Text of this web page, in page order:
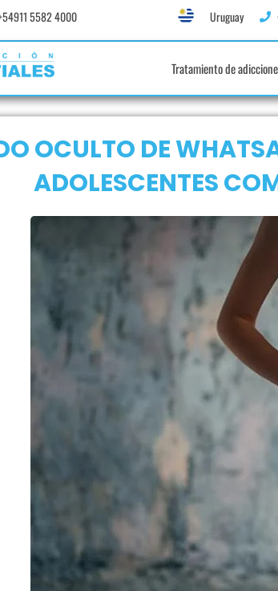
5582 4000 Uruguay
Tratamiento de
OCULTO DE
ADOLESCENTES